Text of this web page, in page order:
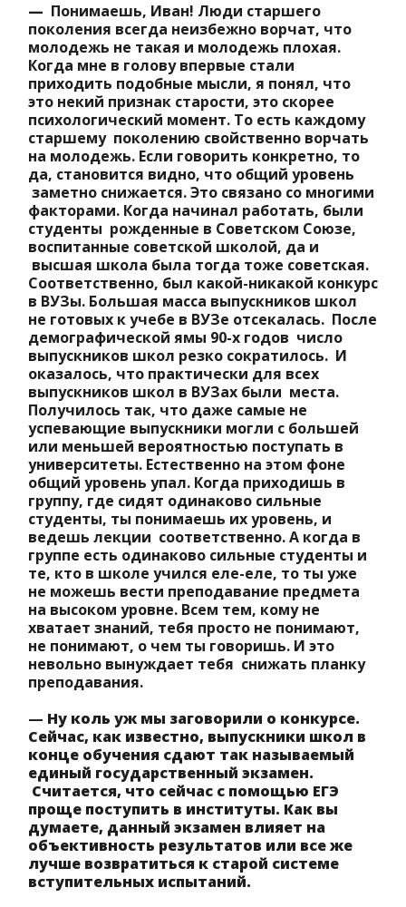
— Понимаешь, Иван! Люди старшего
поколения всегда неизбежно ворчат, что
молодежь не такая и молодежь плохая.
Когда мне в голову впервые стали
приходить подобные мысли, я понял, что
это некий признак старости, это скорее
психологический момент. То есть каждому
старшему поколению свойственно ворчать
на молодежь. Если говорить конкретно, то
да, становится видно, что общий уровень
заметно снижается. Это связано со многими
факторами. Когда начинал работать, были
студенты рожденные в Советском Союзе,
воспитанные советской школой, да и
высшая школа была тогда тоже советская.
Соответственно, был какой-никакой конкурс
в ВУЗы. Большая масса выпускников школ
не готовых к учебе в ВУЗе отсекалась. После
демографической ямы 90-х годов число
выпускников школ резко сократилось. И
оказалось, что практически для всех
выпускников школ в ВУЗах были места.
Получилось так, что даже самые не
успевающие выпускники могли с большей
или меньшей вероятностью поступать в
университеты. Естественно на этом фоне
общий уровень упал. Когда приходишь в
группу, где сидят одинаково сильные
студенты, ты понимаешь их уровень, и
ведешь лекции соответственно. А когда в
группе есть одинаково сильные студенты и
те, кто в школе учился еле-еле, то ты уже
не можешь вести преподавание предмета
на высоком уровне. Всем тем, кому не
хватает знаний, тебя просто не понимают,
не понимают, о чем ты говоришь. И это
невольно вынуждает тебя снижать планку
преподавания.
— Ну коль уж мы заговорили о конкурсе.
Сейчас, как известно, выпускники школ в
конце обучения сдают так называемый
единый государственный экзамен.
Считается, что сейчас с помощью ЕГЭ
проще поступить в институты. Как вы
думаете, данный экзамен влияет на
объективность результатов или все же
лучше возвратиться к старой системе
вступительных испытаний.